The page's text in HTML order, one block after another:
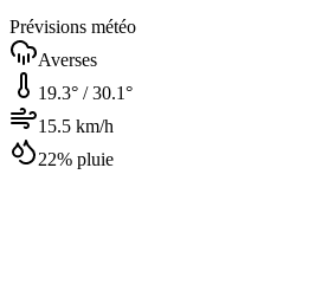
Prévisions météo
Averses
19.3° /30.1°
15.5 km/h
22% pluie